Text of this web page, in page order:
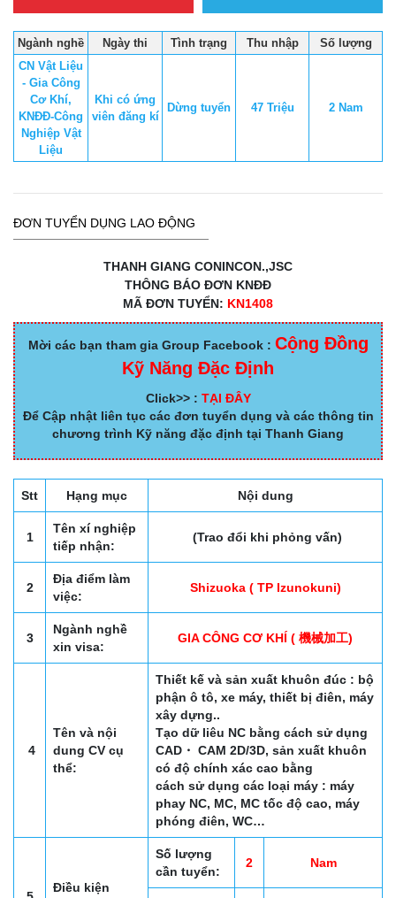
Ngành nghề Ngày thi Tình trạng Thu nhập
Số lượng
CN Vật Liệu
- Gia Công
Cơ Khí,
KNĐĐ-Công
Nghiệp Vật
Liệu
Khi có ứng
viên đăng kí
Dừng tuyển 47 Triệu 2 Nam
ĐƠN TUYỂN DỤNG LAO ĐỘNG
THANH GIANG CONINCON.,JSC
THÔNG BÁO ĐƠN KNĐĐ
MÃ ĐƠN TUYỂN: KN1408
Mời các bạn tham gia Group Facebook : Cộng Đồng
Kỹ Năng Đặc Định
Click>> : TẠI ĐÂY
Để Cập nhật liên tục các đơn tuyển dụng và các thông tin
chương trình Kỹ năng đặc định tại Thanh Giang
Stt Hạng mục Nội dung
1
Tên xí nghiệp
tiếp nhận:
(Trao đổi khi phỏng vấn)
2
Địa điểm làm
việc:
Shizuoka ( TP Izunokuni)
3
Ngành nghề
xin visa:
GIA CÔNG CƠ KHÍ ( 機械加工)
4
Tên và nội
dung CV cụ
thể:
Thiết kế và sản xuất khuôn đúc : bộ
phận ô tô, xe máy, thiết bị điên, máy
xây dựng..
Tạo dữ liêu NC bằng cách sử dụng
CAD・ CAM 2D/3D, sản xuất khuôn
có độ chính xác cao bằng
cách sử dụng các loại máy : máy
phay NC, MC, MC tốc độ cao, máy
phóng điên, WC…
Điều kiện
Số lượng
cần tuyển:
2 Nam